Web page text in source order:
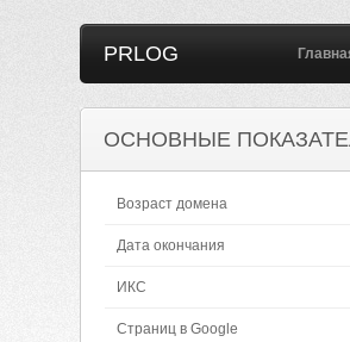
PRLOG
ОСНОВНЫЕ
Возраст домена
Дата окончания
ИКС
Страниц в Google